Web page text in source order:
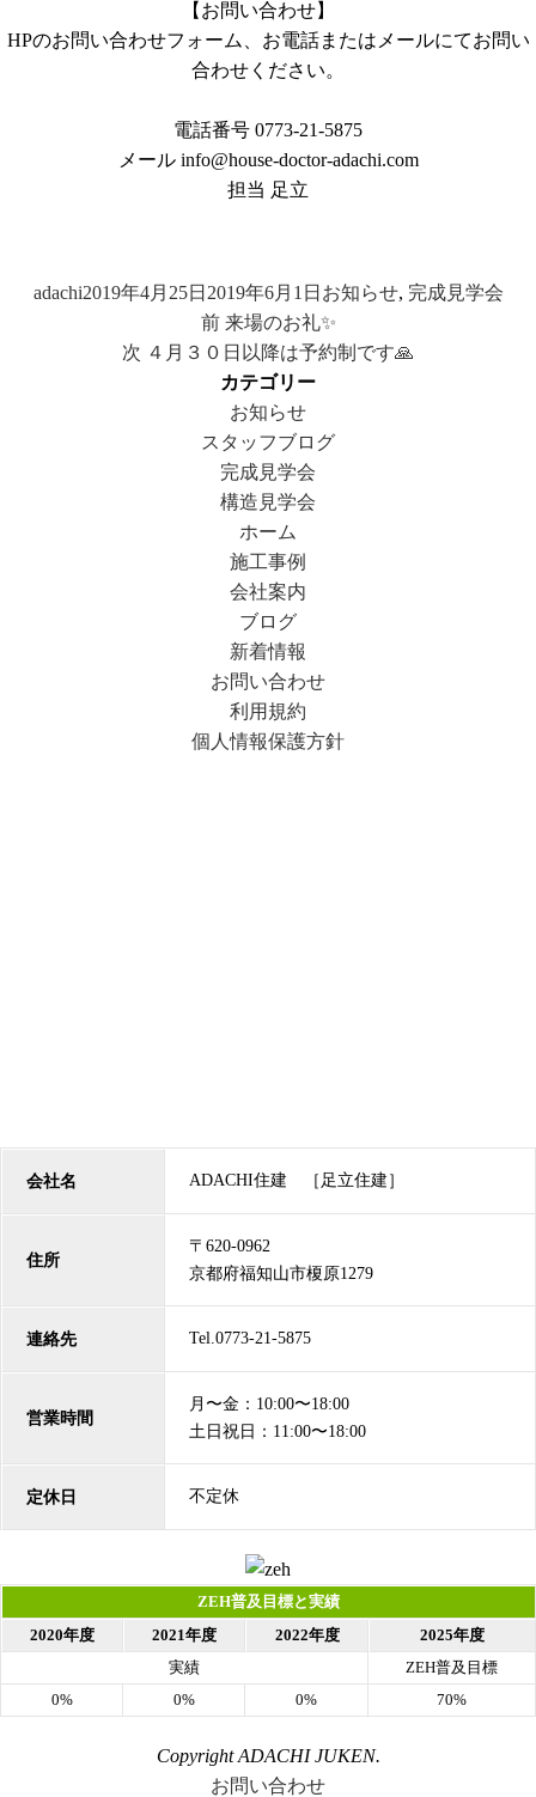
【お問い合わせ】
HPのお問い合わせフォーム、お電話またはメールにてお問い
合わせください。
電話番号 0773-21-5875
メール info@house-doctor-adachi.com
担当 足立
投
adachi投
2019年4月25日 2019年6月1日 カ
テ
ゴ
お知らせ, 完成見学会
前 前
の
投
稿:
来場のお礼✨
次 次
４月３０日以降は予約制です🙏
カテゴリー
お知らせ
スタッフブログ
完成見学会
構造見学会
ホーム
施工事例
会社案内
ブログ
新着情報
お問い合わせ
利用規約
個人情報保護方針
会社名 ADACHI住建 ［足立住建］
住所
〒620-0962
京都府福知山市榎原1279
連絡先 Tel.0773-21-5875
営業時間
月〜金：10:00〜18:00
土日祝日：11:00〜18:00
定休日 不定休
ZEH普及目標と実績
2020年度
2021年度 2022年度
2025年度
実績
ZEH普及目標
0%
0% 0% 70%
Copyright ADACHI JUKEN.
お問い合わせ